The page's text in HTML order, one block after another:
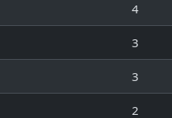
4
3
3
2